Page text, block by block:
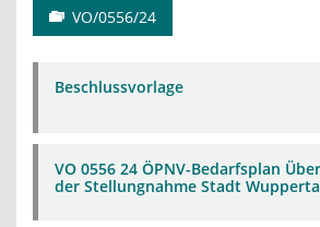
VO/0556/24
Beschlussvorlage
VO 0556 24 ÖPNV-Bedarfsplan
der Stellungnahme Stadt